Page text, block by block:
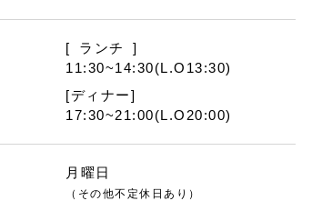
[ ランチ ]
11:30~14:30(L.O13:30)
[ディナー]
17:30~21:00(L.O20:00)
月曜日
（その他不定休日あり）